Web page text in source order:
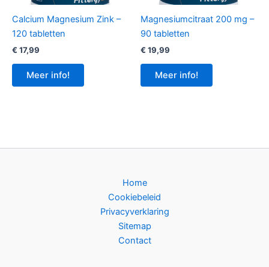
Calcium Magnesium Zink –
120 tabletten
€ 17,99
Meer info!
Magnesiumcitraat 200 mg –
90 tabletten
€ 19,99
Meer info!
Home
Cookiebeleid
Privacyverklaring
Sitemap
Contact